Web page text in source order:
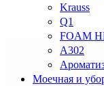
Krauss
Q1
FOAM
A302
Моечная и